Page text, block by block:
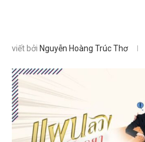
viết bởi Nguyễn Hoàng Trúc Thơ